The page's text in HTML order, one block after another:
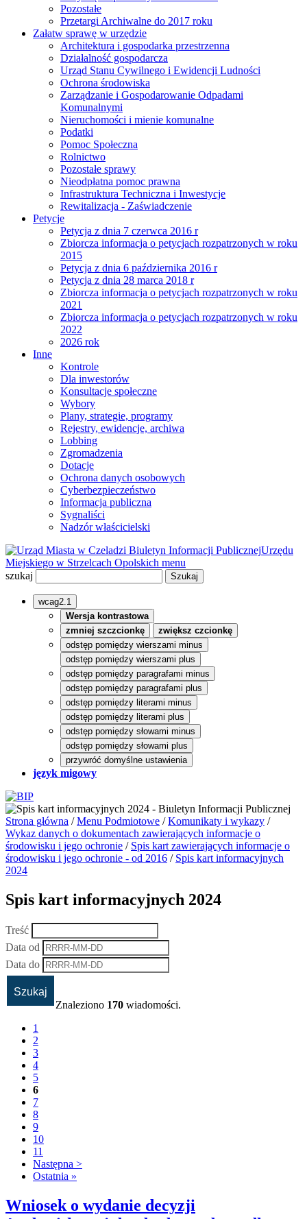
Pozostałe
Przetargi Archiwalne do 2017 roku
Załatw sprawę w urzędzie
Architektura i gospodarka przestrzenna
Działalność gospodarcza
Urząd Stanu Cywilnego i Ewidencji Ludności
Ochrona środowiska
Zarządzanie i Gospodarowanie Odpadami
Komunalnymi
Nieruchomości i mienie komunalne
Podatki
Pomoc Społeczna
Rolnictwo
Pozostałe sprawy
Nieodpłatna pomoc prawna
Infrastruktura Techniczna i Inwestycje
Rewitalizacja - Zaświadczenie
Petycje
Petycja z dnia 7 czerwca 2016 r
Zbiorcza informacja o petycjach rozpatrzonych w roku
2015
Petycja z dnia 6 października 2016 r
Petycja z dnia 28 marca 2018 r
Zbiorcza informacja o petycjach rozpatrzonych w roku
2021
Zbiorcza informacja o petycjach rozpatrzonych w roku
2022
2026 rok
Inne
Kontrole
Dla inwestorów
Konsultacje społeczne
Wybory
Plany, strategie, programy
Rejestry, ewidencje, archiwa
Lobbing
Zgromadzenia
Dotacje
Ochrona danych osobowych
Cyberbezpieczeństwo
Informacja publiczna
Sygnaliści
Nadzór właścicielski
Biuletyn Informacji PublicznejUrzędu
Miejskiego w Strzelcach Opolskich menu
szukaj
wcag2.1
Wersja kontrastowa
zmniej szczcionkę
zwiększ czcionkę
odstęp pomiędzy wierszami minus
odstęp pomiędzy wierszami plus
odstęp pomiędzy paragrafami minus
odstęp pomiędzy paragrafami plus
odstęp pomiędzy literami minus
odstęp pomiędzy literami plus
odstęp pomiędzy słowami minus
odstęp pomiędzy słowami plus
przywróć domyślne ustawienia
język migowy
Strona główna /Menu Podmiotowe /Komunikaty i wykazy /
Wykaz danych o dokumentach zawierających informacje o
środowisku i jego ochronie / Spis kart zawierających informacje o
środowisku i jego ochronie - od 2016 / Spis kart informacyjnych
2024
Spis kart informacyjnych 2024
Treść
Data od
Data do
Znaleziono 170 wiadomości.
1
2
3
4
5
6
7
8
9
10
11
Następna >
Ostatnia »
Wniosek o wydanie decyzji